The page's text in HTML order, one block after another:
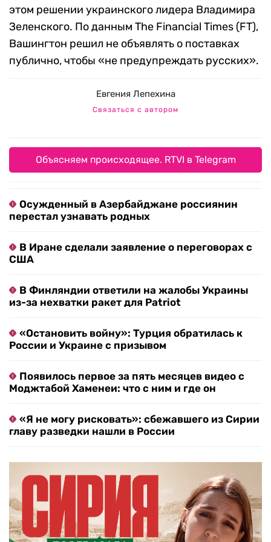
этом решении украинского лидера Владимира
Зеленского. По данным The Financial Times (FT),
Вашингтон решил не объявлять о поставках
публично, чтобы «не предупреждать русских».
Евгения Лепехина
Связаться с автором
Объясняем происходящее. RTVI в Telegram
Осужденный в Азербайджане россиянин
перестал узнавать родных
В Иране сделали заявление о переговорах с
США
В Финляндии ответили на жалобы Украины
из-за нехватки ракет для Patriot
«Остановить войну»: Турция обратилась к
России и Украине с призывом
Появилось первое за пять месяцев видео с
Моджтабой Хаменеи: что с ним и где он
«Я не могу рисковать»: сбежавшего из Сирии
главу разведки нашли в России